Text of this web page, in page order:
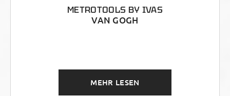
METROTOOLS BY IVAS
VAN GOGH
MEHR LESEN